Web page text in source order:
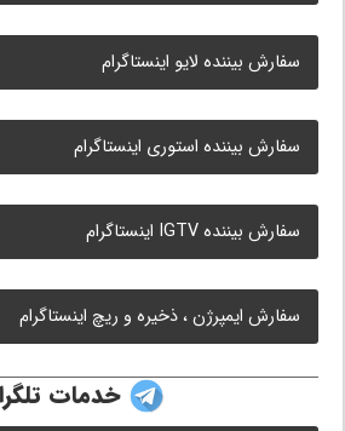
سفارش بیننده لایو اینستاگرام
سفارش بیننده استوری اینستاگرام
سفارش بیننده IGTV اینستاگرام
سفارش ایمپرژن ، ذخیره و ریچ اینستاگرام
خدمات